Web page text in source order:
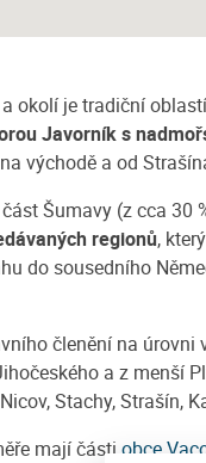
okolí je tradiční
Javorník s
východě a od
Šumavy (z cca
regionů,
do sousedního
členění na
a z menší
Stachy, Strašín,
mají části obce